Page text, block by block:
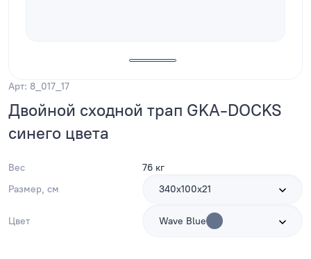
Арт: 8_017_17
Двойной сходной трап GKA-DOCKS
синего цвета
Вес
76 кг
Размер, см
340х100х21
Цвет Wave Blue